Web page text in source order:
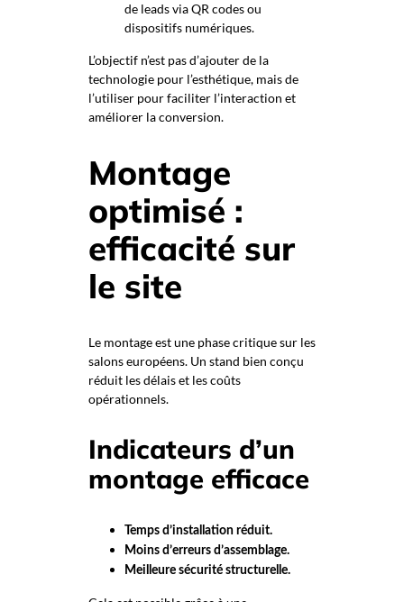
de leads via QR codes ou
dispositifs numériques.
L’objectif n’est pas d’ajouter de la
technologie pour l’esthétique, mais de
l’utiliser pour faciliter l’interaction et
améliorer la conversion.
Montage
optimisé :
efficacité sur
le site
Le montage est une phase critique sur les
salons européens. Un stand bien conçu
réduit les délais et les coûts
opérationnels.
Indicateurs d’un
montage efficace
Temps d’installation réduit.
Moins d’erreurs d’assemblage.
Meilleure sécurité structurelle.